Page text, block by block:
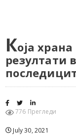
Која
резултати
776 Прегледи
July 30, 2021